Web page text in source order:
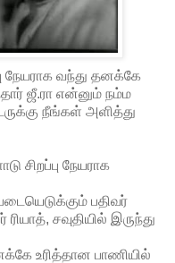
நேயராக வந்து தனக்கே
ஜீ.ரா என்னும் நம்ம
நீங்கள் அளித்து
சிறப்பு நேயராக
பதிவர்
சவுதியில் இருந்து
உரித்தான பாணியில்